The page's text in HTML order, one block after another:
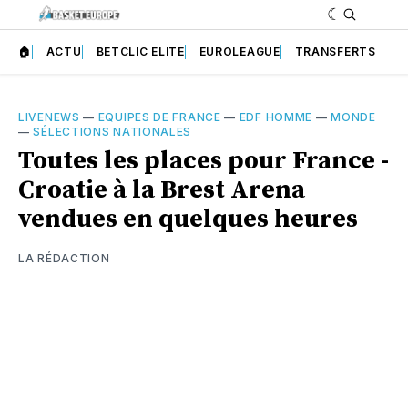
🏠 ACTU BETCLIC ELITE EUROLEAGUE TRANSFERTS
LIVENEWS — EQUIPES DE FRANCE — EDF HOMME —MONDE
—SÉLECTIONS NATIONALES
Toutes les places pour France -
Croatie à la Brest Arena
vendues en quelques heures
LA RÉDACTION